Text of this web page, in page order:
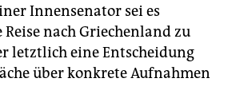
Innensenator sei es
nach Griechenland zu
letztlich eine Entscheidung
über konkrete Aufnahmen